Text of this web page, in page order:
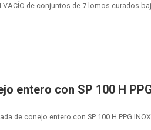
VACÍO de conjuntos de 7 lomos curados
entero con SP 100 H
de conejo entero con SP 100 H PPG